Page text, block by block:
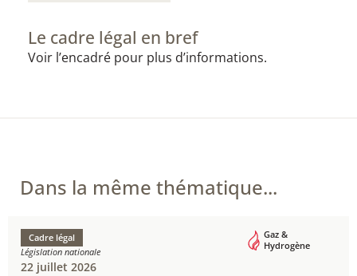
Le cadre légal en bref
Voir l’encadré pour plus d’informations.
Dans la même thématique...
Cadre légal
Législation nationale
Gaz &
Hydrogène
22 juillet 2026